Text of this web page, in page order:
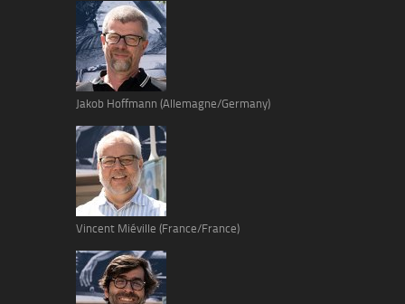
Jakob Hoffmann (Allemagne/Germany)
Vincent Miéville (France/France)